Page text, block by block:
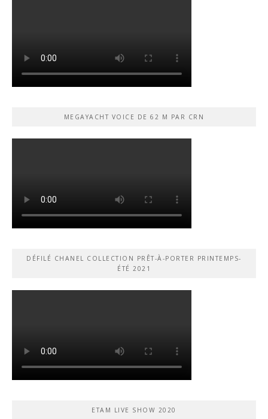
MEGAYACHT VOICE DE 62 M PAR CRN
DÉFILÉ CHANEL COLLECTION PRÊT-À-PORTER PRINTEMPS-
ÉTÉ 2021
ETAM LIVE SHOW 2020